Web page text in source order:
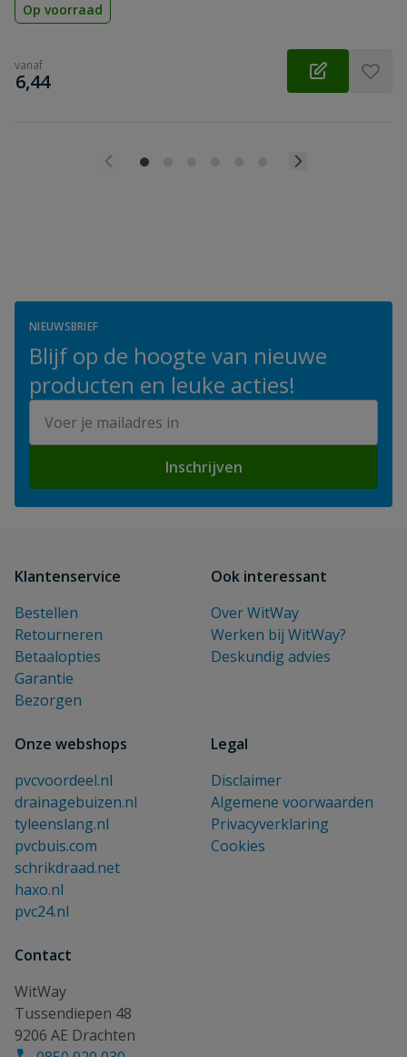
Op voorraad
vanaf
€
6,44
NIEUWSBRIEF
Blijf op de hoogte van nieuwe
producten en leuke acties!
Inschrijven
Klantenservice
Bestellen
Retourneren
Betaalopties
Garantie
Bezorgen
Ook interessant
Over WitWay
Werken bij WitWay?
Deskundig advies
Onze webshops
pvcvoordeel.nl
drainagebuizen.nl
tyleenslang.nl
pvcbuis.com
schrikdraad.net
haxo.nl
pvc24.nl
Legal
Disclaimer
Algemene voorwaarden
Privacyverklaring
Cookies
Contact
WitWay
Tussendiepen 48
9206 AE Drachten